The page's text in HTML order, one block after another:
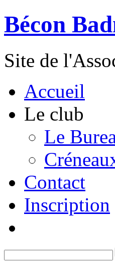
Bécon
Site de
Accueil
Le club
Le
Contact
Inscription